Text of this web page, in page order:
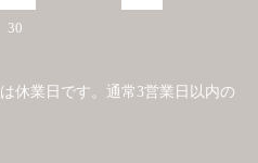
30
休業日です。通常3営業日以内の